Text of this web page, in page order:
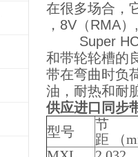
在很多场合，
，8V（RMA
Super HC包
和带轮轮槽的
带在弯曲时负
油，耐热和耐
供应进口同步
型号
节
距 （